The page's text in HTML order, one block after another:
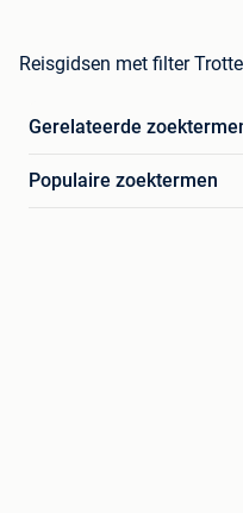
Reisgidsen met filter
Gerelateerde
Populaire zoektermen